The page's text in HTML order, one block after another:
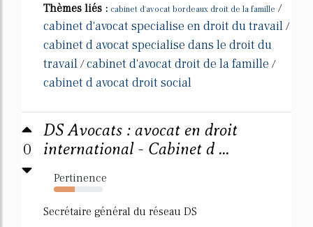
Thèmes liés : cabinet d'avocat bordeaux droit de la famille /
cabinet d'avocat specialise en droit du travail /
cabinet d avocat specialise dans le droit du
travail /cabinet d'avocat droit de la famille /
cabinet d avocat droit social
0
DS Avocats : avocat en droit
international - Cabinet d ...
Pertinence
43%
Secrétaire général du réseau DS